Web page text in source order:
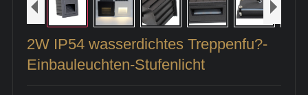
2W IP54 wasserdichtes Treppenfu?-
Einbauleuchten-Stufenlicht